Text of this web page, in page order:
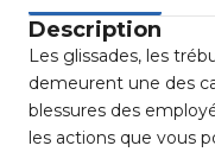
Description
Les glissades, les
demeurent une des
blessures des
les actions que vous